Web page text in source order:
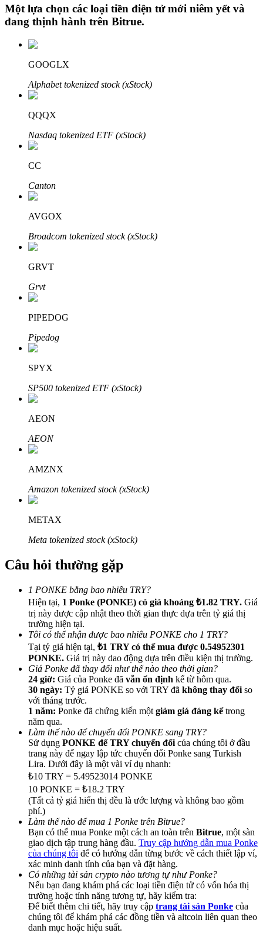
Staking 101
Tìm hiểu về kiếm thu nhập thụ động
Bitrue
AI
Đối tác Bitrue
Đối tác Bitrue
Lên đến 65% hoa hồng!
Giới thiệu
Mời một người bạn để nhận phần thưởng tiền mặt
BTC Welcome Rewards
BTC Welcome Rewards
Deposit & Trade BTC to Share 25000 USDT prize pool!
Deposit CASHCAT & Win
Share 500000 CASHCAT prize pool
Exclusive for BitMart Users
Một lựa chọn các loại tiền điện tử mới niêm yết và
đang thịnh hành trên Bitrue.
GOOGLX
Alphabet tokenized stock (xStock)
QQQX
Nasdaq tokenized ETF (xStock)
CC
Canton
AVGOX
Broadcom tokenized stock (xStock)
GRVT
Grvt
PIPEDOG
Pipedog
SPYX
SP500 tokenized ETF (xStock)
AEON
AEON
AMZNX
Amazon tokenized stock (xStock)
METAX
Meta tokenized stock (xStock)
Câu hỏi thường gặp
1 PONKE bằng bao nhiêu TRY?
Hiện tại, 1 Ponke (PONKE) có giá khoảng ₺1.82 TRY. Giá
trị này được cập nhật theo thời gian thực dựa trên tỷ giá thị
trường hiện tại.
Tôi có thể nhận được bao nhiêu PONKE cho 1 TRY?
Tại tỷ giá hiện tại, ₺1 TRY có thể mua được 0.54952301
PONKE. Giá trị này dao động dựa trên điều kiện thị trường.
Giá Ponke đã thay đổi như thế nào theo thời gian?
24 giờ: Giá của Ponke đã vẫn ổn định kể từ hôm qua.
30 ngày: Tỷ giá PONKE so với TRY đã không thay đổi so
với tháng trước.
1 năm: Ponke đã chứng kiến một giảm giá đáng kểtrong
năm qua.
Làm thế nào để chuyển đổi PONKE sang TRY?
Sử dụng PONKE để TRY chuyển đổi của chúng tôi ở đầu
trang này để ngay lập tức chuyển đổi Ponke sang Turkish
Lira. Dưới đây là một vài ví dụ nhanh:
₺10 TRY = 5.49523014 PONKE
10 PONKE = ₺18.2 TRY
(Tất cả tỷ giá hiển thị đều là ước lượng và không bao gồm
phí.)
Làm thế nào để mua 1 Ponke trên Bitrue?
Bạn có thể mua Ponke một cách an toàn trên Bitrue, một sàn
giao dịch tập trung hàng đầu. Truy cập hướng dẫn mua Ponke
của chúng tôi để có hướng dẫn từng bước về cách thiết lập ví,
xác minh danh tính của bạn và đặt hàng.
Có những tài sản crypto nào tương tự như Ponke?
Nếu bạn đang khám phá các loại tiền điện tử có vốn hóa thị
trường hoặc tính năng tương tự, hãy kiểm tra:
Để biết thêm chi tiết, hãy truy cập trang tài sản Ponke của
chúng tôi để khám phá các đồng tiền và altcoin liên quan theo
danh mục hoặc hiệu suất.